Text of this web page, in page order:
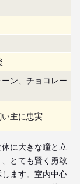
ン、チョコレー
主に忠実
に大きな瞳と立
とても賢く勇敢
ます。室内中心